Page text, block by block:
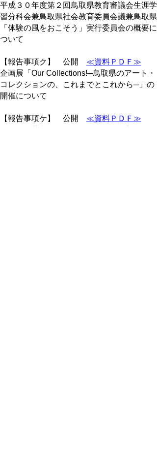
平成３０年度第２回鳥取県教育審議会生涯学
習分科会兼鳥取県社会教育委員会議兼鳥取県
「体験の風をおこそう」実行委員会の概要に
ついて
【報告事項ク】 公開 ≪資料ＰＤＦ≫
企画展「Our Collections!─鳥取県のアート・
コレクションの、これまでとこれから─」の
開催について
【報告事項ケ】 公開 ≪資料ＰＤＦ≫